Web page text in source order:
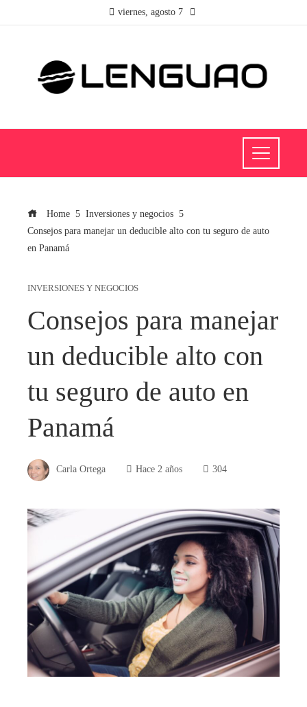
viernes, agosto 7
Home
Inversiones y negocios
Consejos para manejar un deducible alto con tu seguro de auto
en Panamá
INVERSIONES Y NEGOCIOS
Consejos para manejar
un deducible alto con
tu seguro de auto en
Panamá
Carla Ortega Hace 2 años 304